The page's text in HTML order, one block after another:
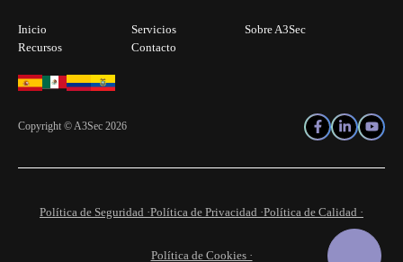
Inicio Servicios
Sobre A3Sec
Recursos
Contacto
Copyright © A3Sec 2026
Política de Seguridad ·Política de Privacidad ·Política de Calidad ·
Política de Cookies ·